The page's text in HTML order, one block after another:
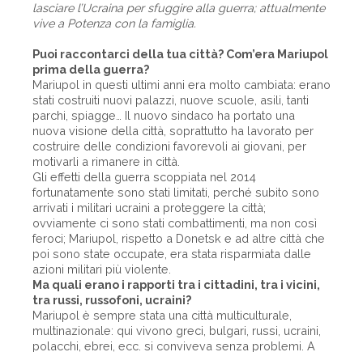
lasciare l’Ucraina per sfuggire alla guerra; attualmente
vive a Potenza con la famiglia.
Puoi raccontarci della tua città? Com’era Mariupol
prima della guerra?
Mariupol in questi ultimi anni era molto cambiata: erano
stati costruiti nuovi palazzi, nuove scuole, asili, tanti
parchi, spiagge… Il nuovo sindaco ha portato una
nuova visione della città, soprattutto ha lavorato per
costruire delle condizioni favorevoli ai giovani, per
motivarli a rimanere in città.
Gli effetti della guerra scoppiata nel 2014
fortunatamente sono stati limitati, perché subito sono
arrivati i militari ucraini a proteggere la città;
ovviamente ci sono stati combattimenti, ma non così
feroci; Mariupol, rispetto a Donetsk e ad altre città che
poi sono state occupate, era stata risparmiata dalle
azioni militari più violente.
Ma quali erano i rapporti tra i cittadini, tra i vicini,
tra russi, russofoni, ucraini?
Mariupol è sempre stata una città multiculturale,
multinazionale: qui vivono greci, bulgari, russi, ucraini,
polacchi, ebrei, ecc. si conviveva senza problemi. A